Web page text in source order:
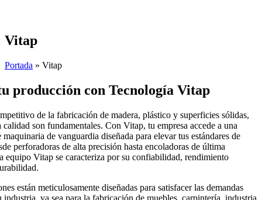
Vitap
Portada » Vitap
producción con Tecnología Vitap
de la fabricación de madera, plástico y superficies sólidas,
son fundamentales. Con Vitap, tu empresa accede a una
maquinaria de vanguardia diseñada para elevar tus estándares de
perforadoras de alta precisión hasta encoladoras de última
equipo Vitap se caracteriza por su confiabilidad, rendimiento
están meticulosamente diseñadas para satisfacer las demandas
industria, ya sea para la fabricación de muebles, carpintería, industria